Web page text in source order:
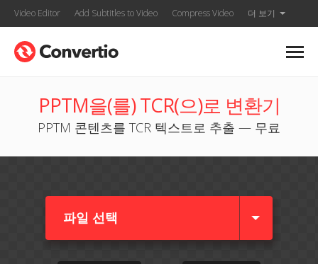
Video Editor Add Subtitles to Video Compress Video 더 보기
PPTM을(를) TCR(으)로 변환기
PPTM 콘텐츠를 TCR 텍스트로 추출 — 무료
파일 선택